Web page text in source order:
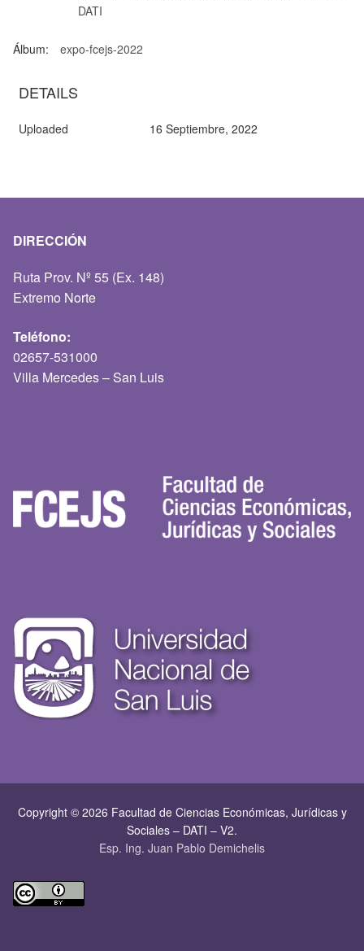
DATI
Álbum: expo-fcejs-2022
DETAILS
Uploaded 16 Septiembre, 2022
DIRECCIÓN
Ruta Prov. Nº 55 (Ex. 148)
Extremo Norte
Teléfono:
02657-531000
Villa Mercedes – San Luis
Copyright © 2026 Facultad de Ciencias Económicas, Jurí­dicas y
Sociales – DATI – V2.
Esp. Ing. Juan Pablo Demichelis